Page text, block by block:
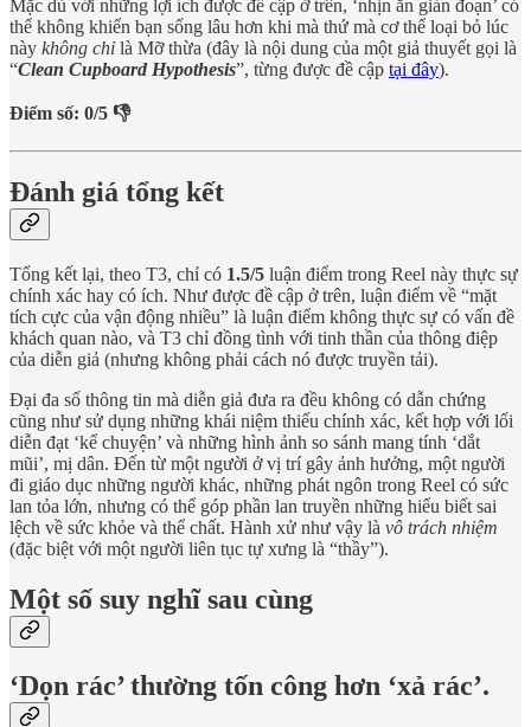
Mặc dù với những lợi ích được đề cập ở trên, ‘nhịn ăn gián đoạn’ có
thể không khiến bạn sống lâu hơn khi mà thứ mà cơ thể loại bỏ lúc
này không chỉlà Mỡ thừa (đây là nội dung của một giả thuyết gọi là
“Clean Cupboard Hypothesis”, từng được đề cập tại đây).
Điểm số: 0/5 👎
Đánh giá tổng kết
Tổng kết lại, theo T3, chỉ có 1.5/5 luận điểm trong Reel này thực sự
chính xác hay có ích. Như được đề cập ở trên, luận điểm về “mặt
tích cực của vận động nhiều” là luận điểm không thực sự có vấn đề
khách quan nào, và T3 chỉ đồng tình với tinh thần của thông điệp
của diễn giả (nhưng không phải cách nó được truyền tải).
Đại đa số thông tin mà diễn giả đưa ra đều không có dẫn chứng
cũng như sử dụng những khái niệm thiếu chính xác, kết hợp với lối
diễn đạt ‘kể chuyện’ và những hình ảnh so sánh mang tính ‘dắt
mũi’, mị dân. Đến từ một người ở vị trí gây ảnh hưởng, một người
đi giáo dục những người khác, những phát ngôn trong Reel có sức
lan tỏa lớn, nhưng có thể góp phần lan truyền những hiểu biết sai
lệch về sức khỏe và thể chất. Hành xử như vậy là vô trách nhiệm
(đặc biệt với một người liên tục tự xưng là “thầy”).
Một số suy nghĩ sau cùng
‘Dọn rác’ thường tốn công hơn ‘xả rác’.